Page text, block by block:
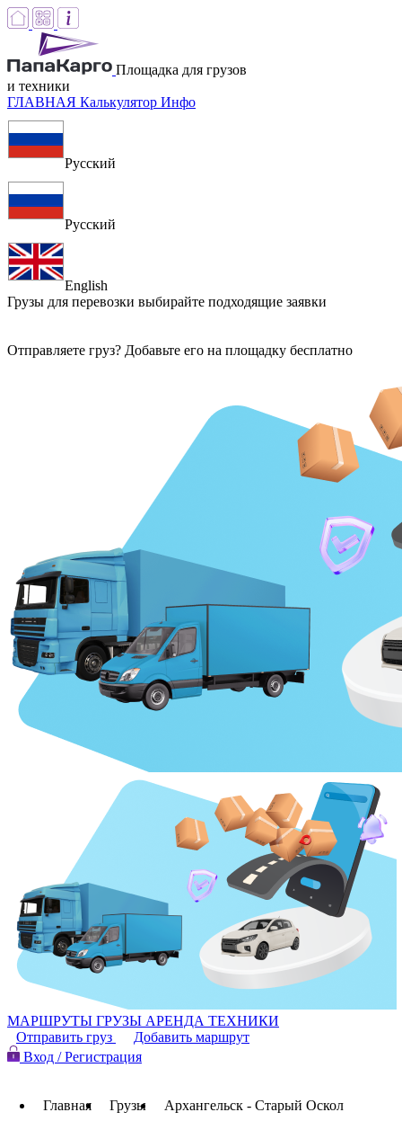
Площадка для грузов
и техники
ГЛАВНАЯ Калькулятор Инфо
Русский
Русский
English
Грузы для перевозки выбирайте подходящие заявки
Отправляете груз? Добавьте его на площадку бесплатно
МАРШРУТЫ ГРУЗЫ АРЕНДА ТЕХНИКИ
Отправить груз
Добавить маршрут
Вход / Регистрация
Главная Грузы Архангельск - Старый Оскол